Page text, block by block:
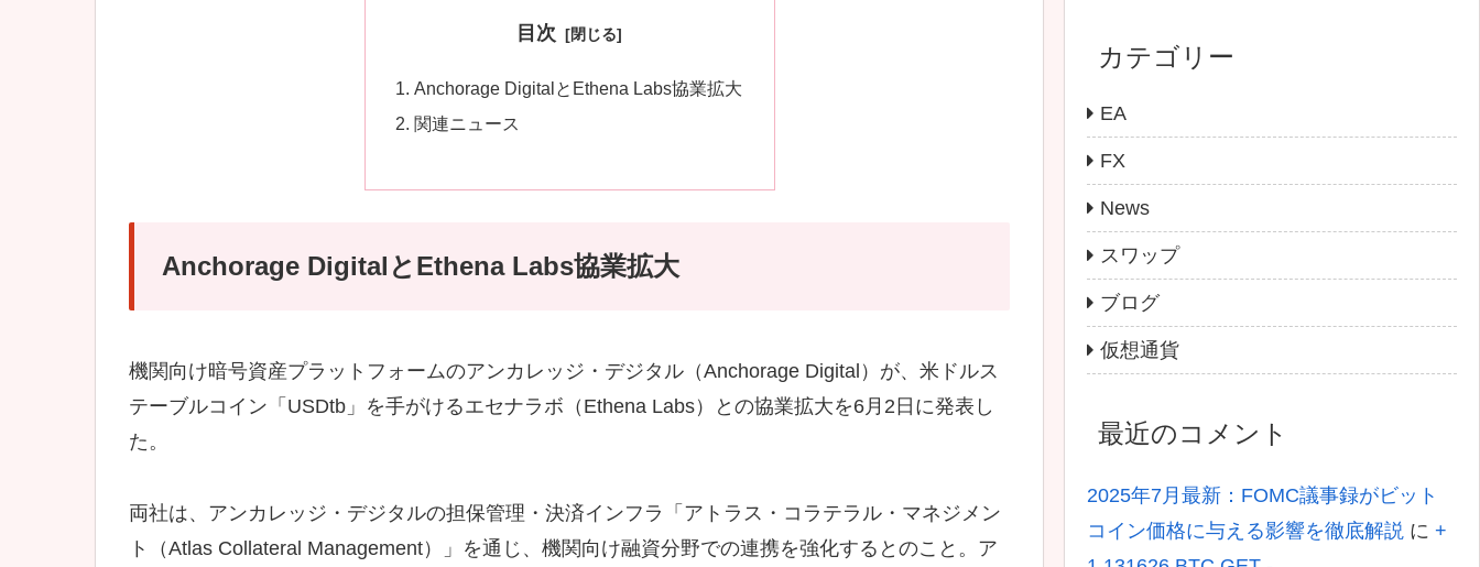
目次
Anchorage DigitalとEthena Labs協業拡大
関連ニュース
Anchorage DigitalとEthena Labs協業拡大
機関向け暗号資産プラットフォームのアンカレッジ・デジタル（Anchorage Digital）が、米ドルス
テーブルコイン「USDtb」を手がけるエセナラボ（Ethena Labs）との協業拡大を6月2日に発表し
た。
両社は、アンカレッジ・デジタルの担保管理・決済インフラ「アトラス・コラテラル・マネジメン
ト（Atlas Collateral Management）」を通じ、機関向け融資分野での連携を強化するとのこと。ア
カテゴリー
EA
FX
News
スワップ
ブログ
仮想通貨
最近のコメント
2025年7月最新：FOMC議事録がビット
コイン価格に与える影響を徹底解説 に +